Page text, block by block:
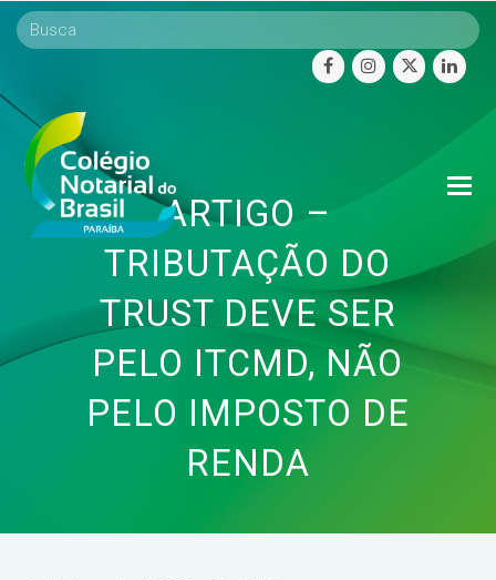
facebookinstagram
twitter
ARTIGO –
TRIBUTAÇÃO DO
TRUST DEVE SER
PELO ITCMD, NÃO
PELO IMPOSTO DE
RENDA